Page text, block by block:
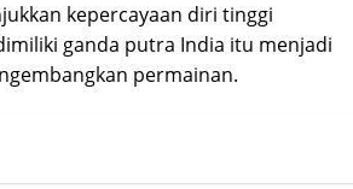
kepercayaan diri tinggi
ganda putra India itu menjadi
permainan.